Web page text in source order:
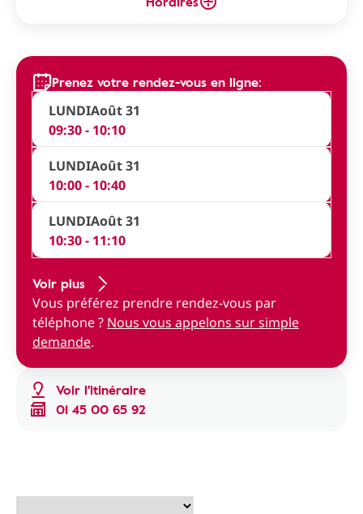
Voir l'itinéraire
01 45 00 65 92
Prenez votre rendez-vous en ligne:
LUNDIAoût 31
09:30 - 10:10
LUNDIAoût 31
10:00 - 10:40
LUNDIAoût 31
10:30 - 11:10
Voir plus
Vous préférez prendre rendez-vous par
téléphone ? Nous vous appelons sur simple
demande.